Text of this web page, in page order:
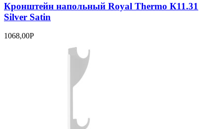
Кронштейн напольный Royal Thermo К11.31
Silver Satin
1068,00Р